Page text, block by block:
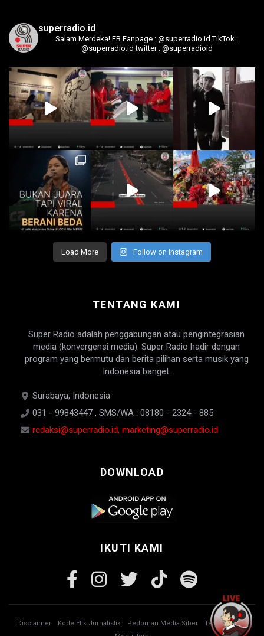
superradio.id
Salam Merdeka! FB Fanpage : @superradio.id TikTok :
@superradio.id twitter : @superradioid
Load More Follow on Instagram
TENTANG KAMI
Super Radio adalah penggabungan atau pengintegrasian
media (konvergensi media). Super Radio hadir dengan
program yang bermutu dan berita pilihan serta musik yang
Indonesia banget.
Surabaya, Indonesia
031 - 99843447 , SMS/WA : 08180 - 2324 - 885
redaksi@superradio.id, marketing@superradio.id
DOWNLOAD
IKUTI KAMI
Disclaimer Kode Etik Jurnalistik Pedoman Media Siber
Tentang Kami